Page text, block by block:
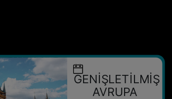
GENİŞLETİLMİŞ
AVRUPA